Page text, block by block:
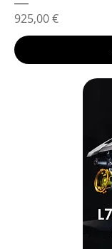
Prix
925,00 €